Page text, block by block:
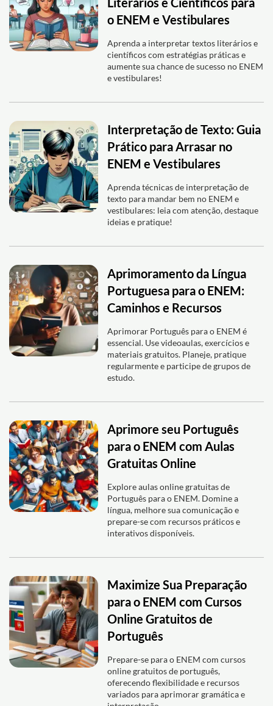
o ENEM e Vestibulares
Aprenda a interpretar textos literários e
científicos com estratégias práticas e
aumente sua chance de sucesso no ENEM
e vestibulares!
Interpretação de Texto: Guia
Prático para Arrasar no
ENEM e Vestibulares
Aprenda técnicas de interpretação de
texto para mandar bem no ENEM e
vestibulares: leia com atenção, destaque
ideias e pratique!
Aprimoramento da Língua
Portuguesa para o ENEM:
Caminhos e Recursos
Aprimorar Português para o ENEM é
essencial. Use videoaulas, exercícios e
materiais gratuitos. Planeje, pratique
regularmente e participe de grupos de
estudo.
Aprimore seu Português
para o ENEM com Aulas
Gratuitas Online
Explore aulas online gratuitas de
Português para o ENEM. Domine a
língua, melhore sua comunicação e
prepare-se com recursos práticos e
interativos disponíveis.
Maximize Sua Preparação
para o ENEM com Cursos
Online Gratuitos de
Português
Prepare-se para o ENEM com cursos
online gratuitos de português,
oferecendo flexibilidade e recursos
variados para aprimorar gramática e